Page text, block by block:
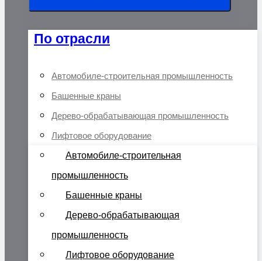
По отрасли
Автомобиле-строительная промышленность
Башенные краны
Дерево-обрабатывающая промышленность
Лифтовое оборудование
Автомобиле-строительная
промышленность
Башенные краны
Дерево-обрабатывающая
промышленность
Лифтовое оборудование